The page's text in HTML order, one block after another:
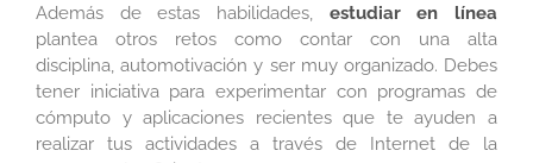
Además de estas habilidades, estudiar en línea
plantea otros retos como contar con una alta
disciplina, automotivación y ser muy organizado. Debes
tener iniciativa para experimentar con programas de
cómputo y aplicaciones recientes que te ayuden a
realizar tus actividades a través de Internet de la